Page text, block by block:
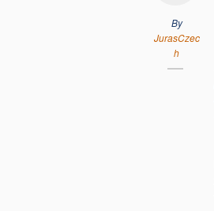
By
JurasCzec
h